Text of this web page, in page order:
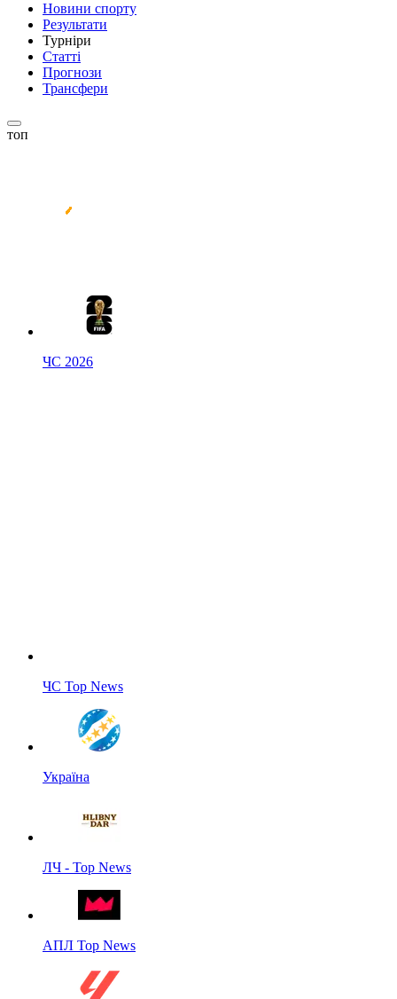
Новини спорту
Результати
Турніри
Статті
Прогнози
Трансфери
топ
ЧС 2026
ЧС Top News
Україна
ЛЧ - Top News
АПЛ Top News